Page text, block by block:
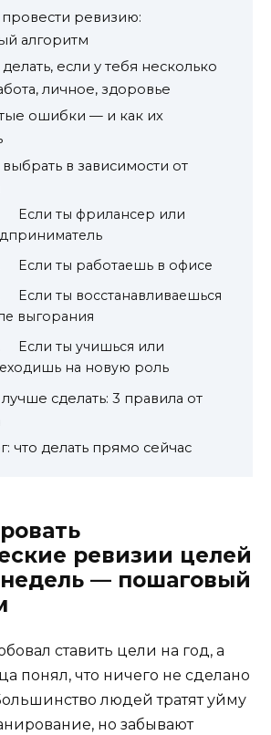
провести ревизию:
алгоритм
если у тебя несколько
личное, здоровье
ошибки — и как их
в зависимости от
Если ты фрилансер или
Если ты работаешь в офисе
Если ты восстанавливаешься
выгорания
Если ты учишься или
на новую роль
сделать: 3 правила от
что делать прямо сейчас
ревизии целей
— пошаговый
ставить цели на год, а
понял, что ничего не сделано
людей тратят уйму
но забывают